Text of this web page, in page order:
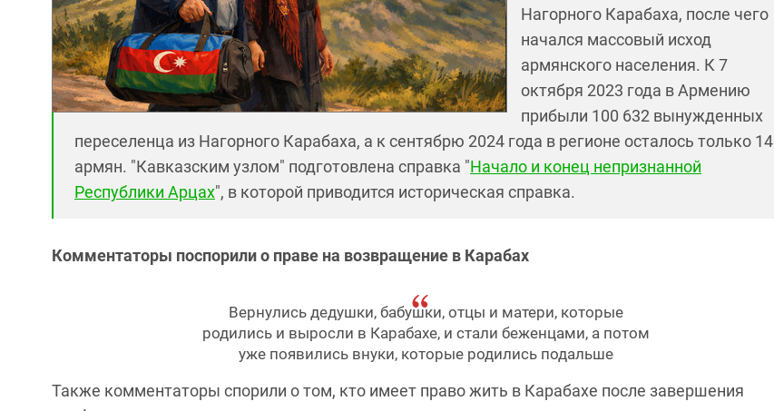
Нагорного Карабаха, после чего
начался массовый исход
армянского населения. К 7
октября 2023 года в Армению
прибыли 100 632 вынужденных
переселенца из Нагорного Карабаха, а к сентябрю 2024 года в регионе осталось только 14
армян. "Кавказским узлом" подготовлена справка "Начало и конец непризнанной
Республики Арцах", в которой приводится историческая справка.
Комментаторы поспорили о праве на возвращение в Карабах
Вернулись дедушки, бабушки, отцы и матери, которые
родились и выросли в Карабахе, и стали беженцами, а потом
уже появились внуки, которые родились подальше
Также комментаторы спорили о том, кто имеет право жить в Карабахе после завершения